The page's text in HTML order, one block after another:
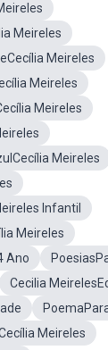
Meireles
Meireles
Meireles
Meireles
Meireles
Infantil
Meireles
Ano
Cecilia
Meireles